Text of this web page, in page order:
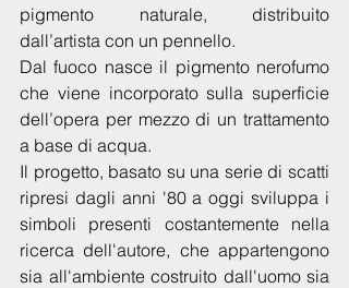
pigmento naturale, distribuito
dall’artista con un pennello.
Dal fuoco nasce il pigmento nerofumo
che viene incorporato sulla superficie
dell’opera per mezzo di un trattamento
a base di acqua.
Il progetto, basato su una serie di scatti
ripresi dagli anni '80 a oggi sviluppa i
simboli presenti costantemente nella
ricerca dell'autore, che appartengono
sia all'ambiente costruito dall'uomo sia